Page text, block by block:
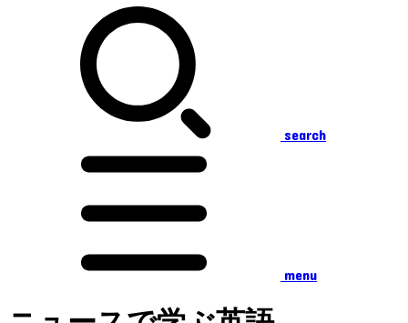
search
menu